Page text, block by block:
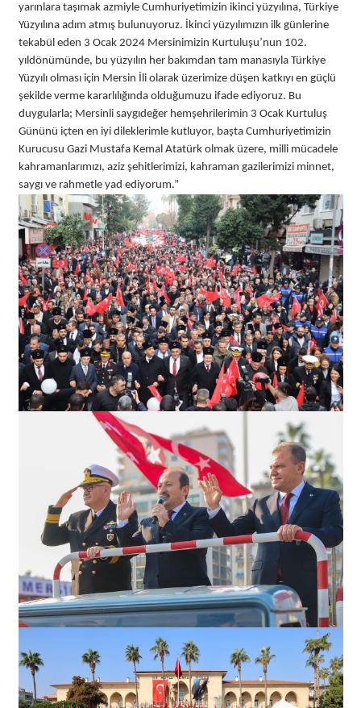
yarınlara taşımak azmiyle Cumhuriyetimizin ikinci yüzyılına, Türkiye
Yüzyılına adım atmış bulunuyoruz. İkinci yüzyılımızın ilk günlerine
tekabül eden 3 Ocak 2024 Mersinimizin Kurtuluşu’nun 102.
yıldönümünde, bu yüzyılın her bakımdan tam manasıyla Türkiye
Yüzyılı olması için Mersin İli olarak üzerimize düşen katkıyı en güçlü
şekilde verme kararlılığında olduğumuzu ifade ediyoruz. Bu
duygularla; Mersinli saygıdeğer hemşehrilerimin 3 Ocak Kurtuluş
Gününü içten en iyi dileklerimle kutluyor, başta Cumhuriyetimizin
Kurucusu Gazi Mustafa Kemal Atatürk olmak üzere, milli mücadele
kahramanlarımızı, aziz şehitlerimizi, kahraman gazilerimizi minnet,
saygı ve rahmetle yad ediyorum.”